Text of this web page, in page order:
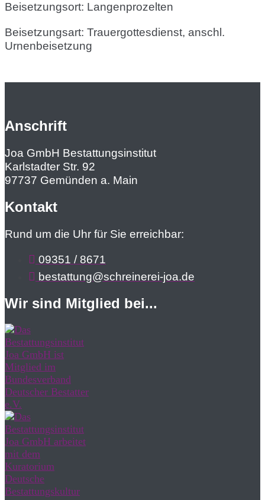
Beisetzungsort: Langenprozelten
Beisetzungsart: Trauergottesdienst, anschl.
Urnenbeisetzung
Anschrift
Joa GmbH Bestattungsinstitut
Karlstadter Str. 92
97737 Gemünden a. Main
Kontakt
Rund um die Uhr für Sie erreichbar:
09351 / 8671
bestattung@schreinerei-joa.de
Wir sind Mitglied bei...